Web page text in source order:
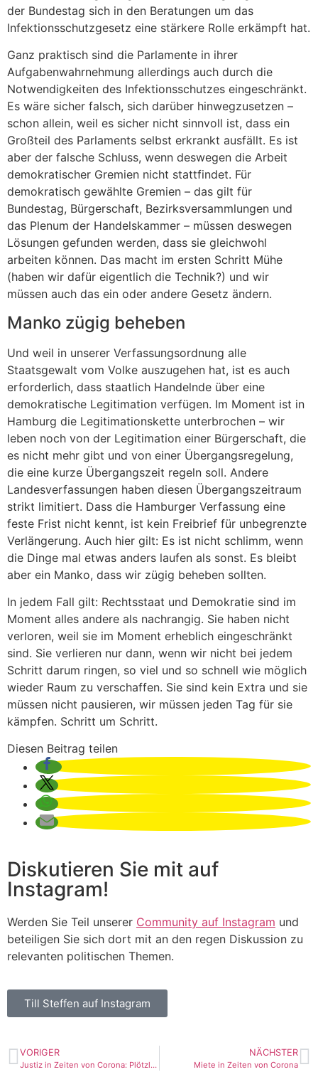
der Bundestag sich in den Beratungen um das
Infektionsschutzgesetz eine stärkere Rolle erkämpft hat.
Ganz praktisch sind die Parlamente in ihrer
Aufgabenwahrnehmung allerdings auch durch die
Notwendigkeiten des Infektionsschutzes eingeschränkt.
Es wäre sicher falsch, sich darüber hinwegzusetzen –
schon allein, weil es sicher nicht sinnvoll ist, dass ein
Großteil des Parlaments selbst erkrankt ausfällt. Es ist
aber der falsche Schluss, wenn deswegen die Arbeit
demokratischer Gremien nicht stattfindet. Für
demokratisch gewählte Gremien – das gilt für
Bundestag, Bürgerschaft, Bezirksversammlungen und
das Plenum der Handelskammer – müssen deswegen
Lösungen gefunden werden, dass sie gleichwohl
arbeiten können. Das macht im ersten Schritt Mühe
(haben wir dafür eigentlich die Technik?) und wir
müssen auch das ein oder andere Gesetz ändern.
Manko zügig beheben
Und weil in unserer Verfassungsordnung alle
Staatsgewalt vom Volke auszugehen hat, ist es auch
erforderlich, dass staatlich Handelnde über eine
demokratische Legitimation verfügen. Im Moment ist in
Hamburg die Legitimationskette unterbrochen – wir
leben noch von der Legitimation einer Bürgerschaft, die
es nicht mehr gibt und von einer Übergangsregelung,
die eine kurze Übergangszeit regeln soll. Andere
Landesverfassungen haben diesen Übergangszeitraum
strikt limitiert. Dass die Hamburger Verfassung eine
feste Frist nicht kennt, ist kein Freibrief für unbegrenzte
Verlängerung. Auch hier gilt: Es ist nicht schlimm, wenn
die Dinge mal etwas anders laufen als sonst. Es bleibt
aber ein Manko, dass wir zügig beheben sollten.
In jedem Fall gilt: Rechtsstaat und Demokratie sind im
Moment alles andere als nachrangig. Sie haben nicht
verloren, weil sie im Moment erheblich eingeschränkt
sind. Sie verlieren nur dann, wenn wir nicht bei jedem
Schritt darum ringen, so viel und so schnell wie möglich
wieder Raum zu verschaffen. Sie sind kein Extra und sie
müssen nicht pausieren, wir müssen jeden Tag für sie
kämpfen. Schritt um Schritt.
Diesen Beitrag teilen
Diskutieren Sie mit auf
Instagram!
Werden Sie Teil unserer Community auf Instagram und
beteiligen Sie sich dort mit an den regen Diskussion zu
relevanten politischen Themen.
Till Steffen auf Instagram
VORIGER
Justiz in Zeiten von Corona: Plötzlich digital
NÄCHSTER
Miete in Zeiten von Corona